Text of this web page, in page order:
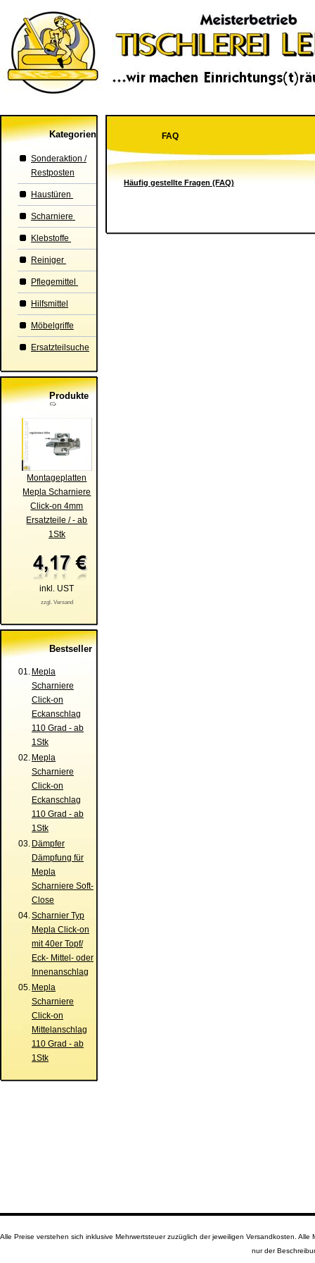
Kategorien
Sonderaktion /
Restposten
Haustüren
Scharniere
Klebstoffe
Reiniger
Pflegemittel
Hilfsmittel
Möbelgriffe
Ersatzteilsuche
Produkte
Montageplatten
Mepla Scharniere
Click-on 4mm
Ersatzteile / - ab
1Stk
inkl. UST
zzgl. Versand
Bestseller
01. Mepla
Scharniere
Click-on
Eckanschlag
110 Grad - ab
1Stk
02. Mepla
Scharniere
Click-on
Eckanschlag
110 Grad - ab
1Stk
03. Dämpfer
Dämpfung für
Mepla
Scharniere Soft-
Close
04.Scharnier Typ
Mepla Click-on
mit 40er Topf/
Eck- Mittel- oder
Innenanschlag
05. Mepla
Scharniere
Click-on
Mittelanschlag
110 Grad - ab
1Stk
FAQ
Häufig gestellte Fragen (FAQ)
Alle Preise verstehen sich inklusive Mehrwertsteuer zuzüglich der jeweiligen Versandkosten.
nur der